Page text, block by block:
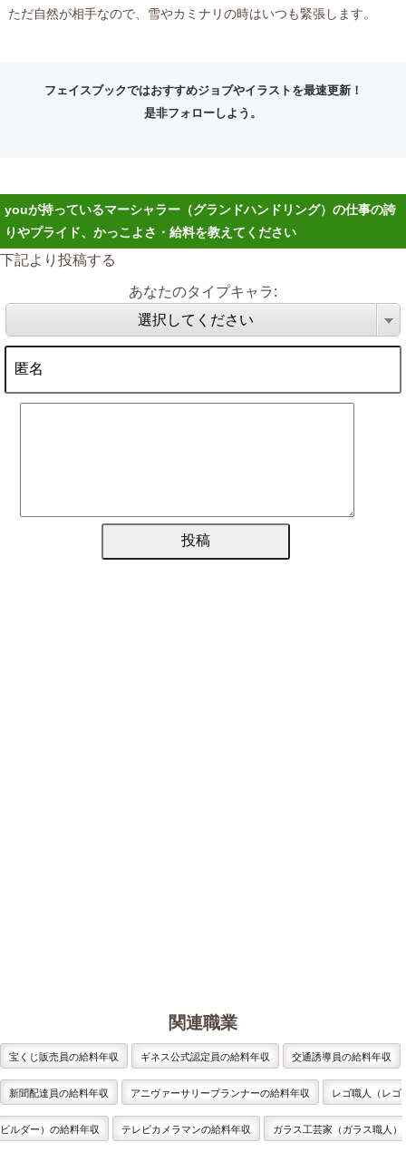
ただ自然が相手なので、雪やカミナリの時はいつも緊張します。
フェイスブックではおすすめジョブやイラストを最速更新！
是非フォローしよう。
youが持っているマーシャラー（グランドハンドリング）の仕事の誇
りやプライド、かっこよさ・給料を教えてください
下記より投稿する
あなたのタイプキャラ:
選択してください
関連職業
宝くじ販売員の給料年収 ギネス公式認定員の給料年収 交通誘導員の給料年収
新聞配達員の給料年収 アニヴァーサリープランナーの給料年収 レゴ職人（レゴ
ビルダー）の給料年収 テレビカメラマンの給料年収 ガラス工芸家（ガラス職人）